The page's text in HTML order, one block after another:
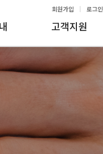
회원가입 로그인
고객지원